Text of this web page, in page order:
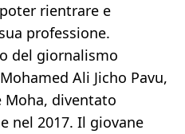
rientrare e
professione.
del giornalismo
Ali Jicho Pavu,
diventato
nel 2017. Il giovane